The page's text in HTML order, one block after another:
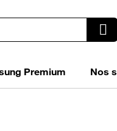
Premium Nos